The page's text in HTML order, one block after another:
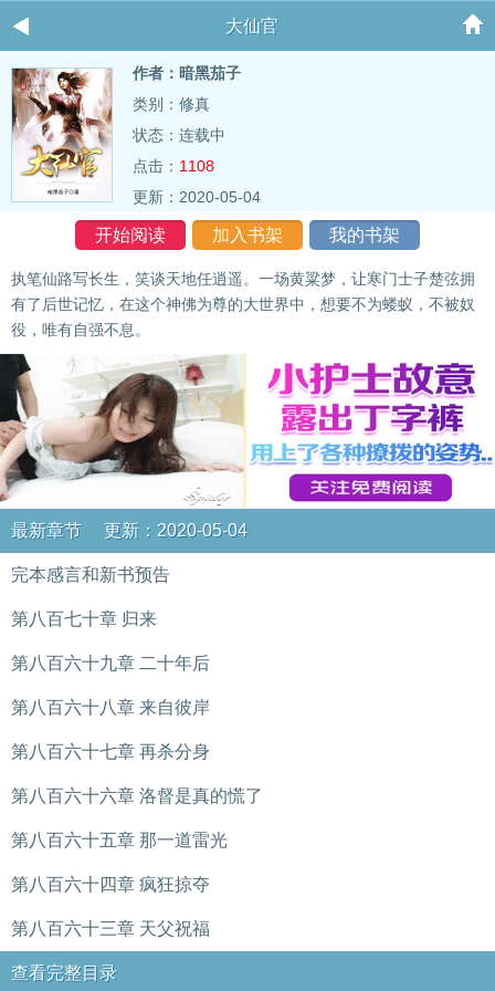
大仙官
作者：暗黑茄子
类别：修真
状态：连载中
点击： 1108
更新：2020-05-04
开始阅读 加入书架 我的书架
执笔仙路写长生，笑谈天地任逍遥。一场黄粱梦，让寒门士子楚弦拥
有了后世记忆，在这个神佛为尊的大世界中，想要不为蝼蚁，不被奴
役，唯有自强不息。
最新章节 更新：2020-05-04
完本感言和新书预告
第八百七十章 归来
第八百六十九章 二十年后
第八百六十八章 来自彼岸
第八百六十七章 再杀分身
第八百六十六章 洛督是真的慌了
第八百六十五章 那一道雷光
第八百六十四章 疯狂掠夺
第八百六十三章 天父祝福
查看完整目录